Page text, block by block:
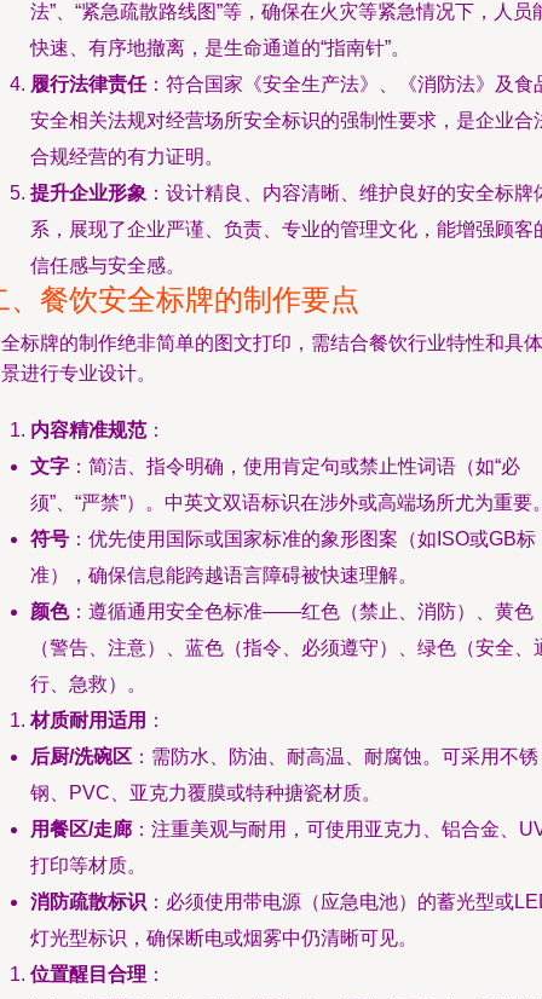
法”、“紧急疏散路线图”等，确保在火灾等紧急情况下，人员
快速、有序地撤离，是生命通道的“指南针”。
履行法律责任：符合国家《安全生产法》、《消防法》及食
安全相关法规对经营场所安全标识的强制性要求，是企业合
合规经营的有力证明。
提升企业形象 ：设计精良、内容清晰、维护良好的安全标牌
系，展现了企业严谨、负责、专业的管理文化，能增强顾客
信任感与安全感。
、餐饮安全标牌的制作要点
标牌的制作绝非简单的图文打印，需结合餐饮行业特性和具体
进行专业设计。
内容精准规范：
文字 ：简洁、指令明确，使用肯定句或禁止性词语（如“必
须”、“严禁”）。中英文双语标识在涉外或高端场所尤为重要
符号 ：优先使用国际或国家标准的象形图案（如ISO或GB标
准），确保信息能跨越语言障碍被快速理解。
颜色：遵循通用安全色标准——红色（禁止、消防）、黄色
（警告、注意）、蓝色（指令、必须遵守）、绿色（安全、
行、急救）。
材质耐用适用 ：
后厨/洗碗区 ：需防水、防油、耐高温、耐腐蚀。可采用不锈
钢、PVC、亚克力覆膜或特种搪瓷材质。
用餐区/走廊 ：注重美观与耐用，可使用亚克力、铝合金、
打印等材质。
消防疏散标识 ：必须使用带电源（应急电池）的蓄光型或
灯光型标识，确保断电或烟雾中仍清晰可见。
位置醒目合理 ：